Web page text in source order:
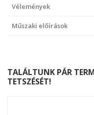
Vélemények
Műszaki előírások
TALÁLTUNK PÁR
TETSZÉSÉT!